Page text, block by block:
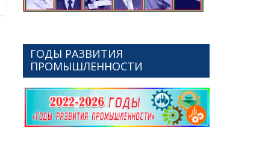
ГОДЫ РАЗВИТИЯ
ПРОМЫШЛЕННОСТИ